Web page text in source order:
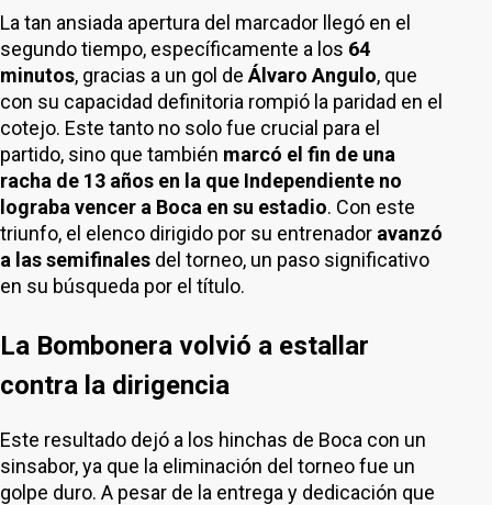
La tan ansiada apertura del marcador llegó en el
segundo tiempo, específicamente a los 64
minutos, gracias a un gol de Álvaro Angulo, que
con su capacidad definitoria rompió la paridad en el
cotejo. Este tanto no solo fue crucial para el
partido, sino que también marcó el fin de una
racha de 13 años en la que Independiente no
lograba vencer a Boca en su estadio. Con este
triunfo, el elenco dirigido por su entrenador avanzó
a las semifinales del torneo, un paso significativo
en su búsqueda por el título.
La Bombonera volvió a estallar
contra la dirigencia
Este resultado dejó a los hinchas de Boca con un
sinsabor, ya que la eliminación del torneo fue un
golpe duro. A pesar de la entrega y dedicación que